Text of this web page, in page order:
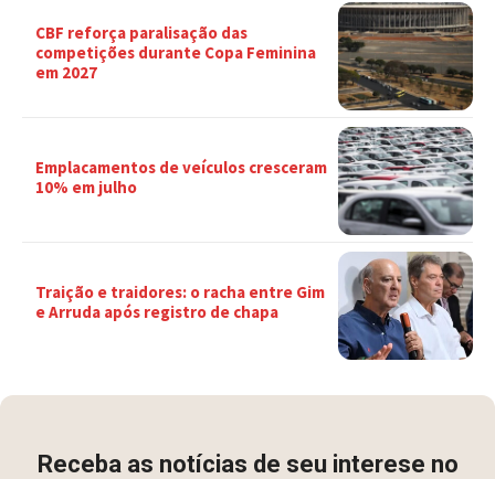
CBF reforça paralisação das
competições durante Copa Feminina
em 2027
Emplacamentos de veículos cresceram
10% em julho
Traição e traidores: o racha entre Gim
e Arruda após registro de chapa
Receba as notícias de seu interese no